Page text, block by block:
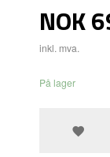
Pris
NOK
inkl. mva.
På lager